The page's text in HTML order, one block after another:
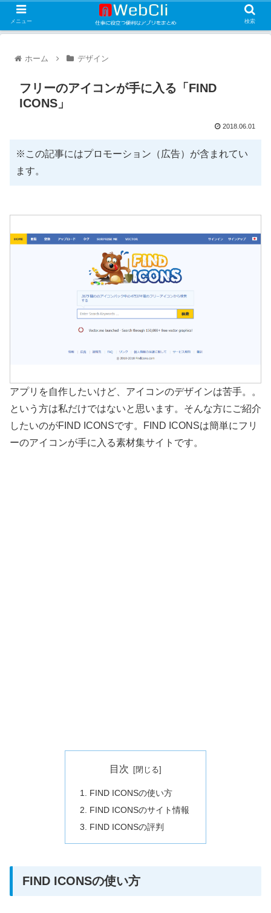
ホーム デザイン
フリーのアイコンが手に入る「FIND
ICONS」
2018.06.01
※この記事にはプロモーション（広告）が含まれてい
ます。
アプリを自作したいけど、アイコンのデザインは苦手。。
という方は私だけではないと思います。そんな方にご紹介
したいのがFIND ICONSです。FIND ICONSは簡単にフリ
ーのアイコンが手に入る素材集サイトです。
目次
FIND ICONSの使い方
FIND ICONSのサイト情報
FIND ICONSの評判
FIND ICONSの使い方
メニュー 検索